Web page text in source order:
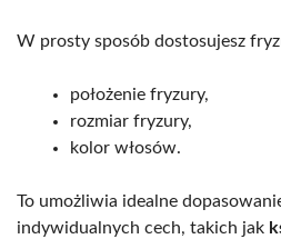
W prosty sposób dostosujesz
położenie fryzury,
rozmiar fryzury,
kolor włosów.
To umożliwia idealne
indywidualnych cech, takich jak